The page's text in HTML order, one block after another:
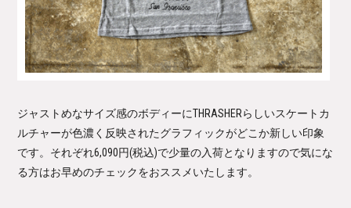
ジャストめなサイズ感のボディーにTHRASHERらしいスケートカ
ルチャーが色濃く反映されたグラフィックがどこか新しい印象
です。それぞれ6,090円(税込)で少量の入荷となりますので気にな
る方はお早めのチェックをおススメいたします。